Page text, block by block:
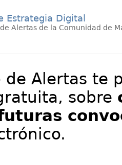
Estrategia Digital
Alertas de la Comunidad de
de Alertas te
sobre